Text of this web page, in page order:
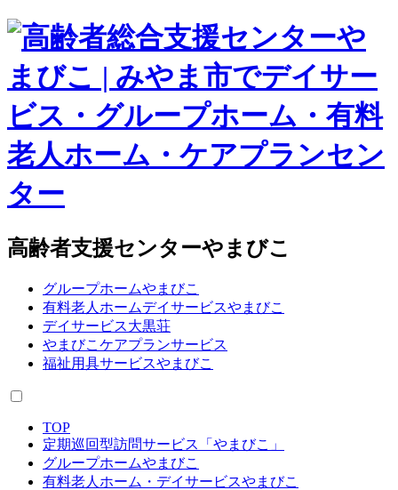
高齢者支援センターやまびこ
グループホームやまびこ
有料老人ホームデイサービスやまびこ
デイサービス大黒荘
やまびこケアプランサービス
福祉用具サービスやまびこ
TOP
定期巡回型訪問サービス「やまびこ」
グループホームやまびこ
有料老人ホーム・デイサービスやまびこ